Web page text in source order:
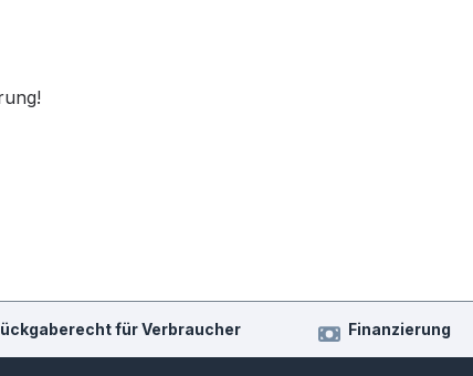
für Verbraucher Finanzierung